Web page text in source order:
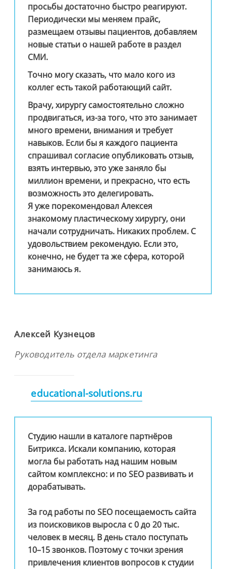
просьбы достаточно быстро реагируют.
Периодически мы меняем прайс,
размещаем отзывы пациентов, добавляем
новые статьи о нашей работе в раздел
СМИ.
Точно могу сказать, что мало кого из
коллег есть такой работающий сайт.
Врачу, хирургу самостоятельно сложно
продвигаться, из-за того, что это занимает
много времени, внимания и требует
навыков. Если бы я каждого пациента
спрашивал согласие опубликовать отзыв,
взять интервью, это уже заняло бы
миллион времени, и прекрасно, что есть
возможность это делегировать.
Я уже порекомендовал Алексея
знакомому пластическому хирургу, они
начали сотрудничать. Никаких проблем. С
удовольствием рекомендую. Если это,
конечно, не будет та же сфера, которой
занимаюсь я.
Алексей Кузнецов
Руководитель отдела маркетинга
educational-solutions.ru
Студию нашли в каталоге партнёров
Битрикса. Искали компанию, которая
могла бы работать над нашим новым
сайтом комплексно: и по SEO развивать и
дорабатывать.
За год работы по SEO посещаемость сайта
из поисковиков выросла с 0 до 20 тыс.
человек в месяц. В день стало поступать
10–15 звонков. Поэтому с точки зрения
привлечения клиентов вопросов к студии